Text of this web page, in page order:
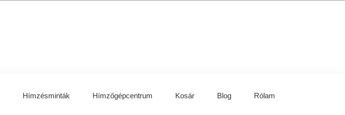
Hímzésminták Hímzőgépcentrum Kosár Blog Rólam